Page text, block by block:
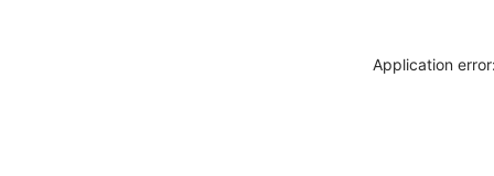
Application